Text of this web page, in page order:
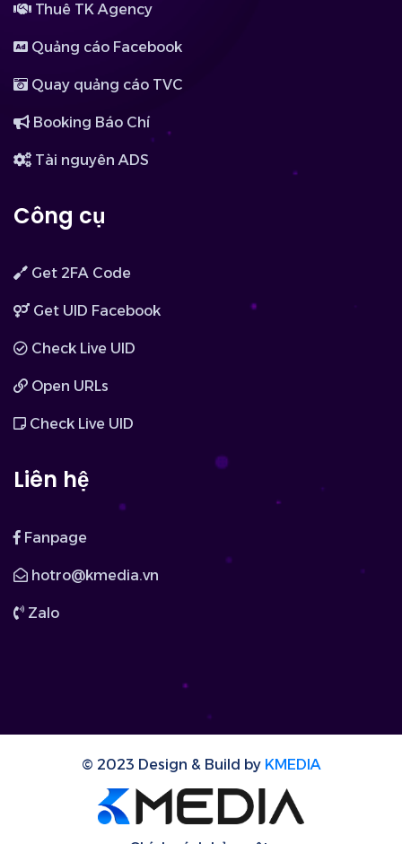
Thuê TK Agency
Quảng cáo Facebook
Quay quảng cáo TVC
Booking Báo Chí
Tài nguyên ADS
Công cụ
Get 2FA Code
Get UID Facebook
Check Live UID
Open URLs
Check Live UID
Liên hệ
Fanpage
hotro@kmedia.vn
Zalo
© 2023 Design & Build by KMEDIA